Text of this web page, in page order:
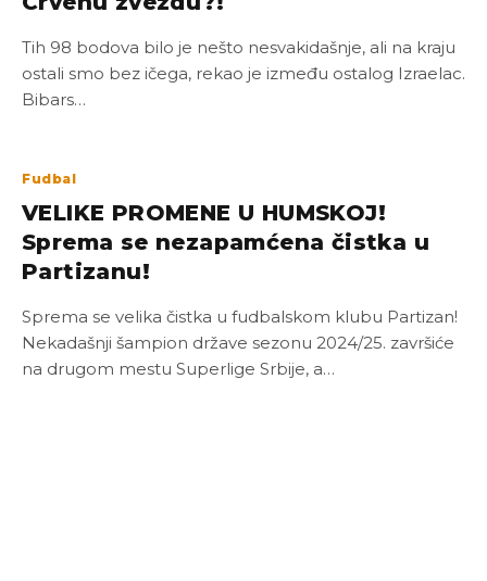
Tih 98 bodova bilo je nešto nesvakidašnje, ali na kraju
ostali smo bez ičega, rekao je između ostalog Izraelac.
Bibars…
Fudbal
VELIKE PROMENE U HUMSKOJ!
Sprema se nezapamćena čistka u
Partizanu!
Sprema se velika čistka u fudbalskom klubu Partizan!
Nekadašnji šampion države sezonu 2024/25. završiće
na drugom mestu Superlige Srbije, a…